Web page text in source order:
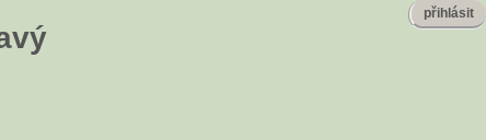
přihlásit